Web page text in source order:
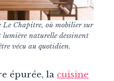
Le Chapitre, où mobilier sur
lumière naturelle dessinent
vécu au quotidien.
épurée, la cuisine